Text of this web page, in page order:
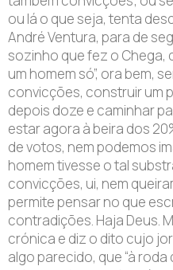
ou lá o que seja, tenta
André Ventura, para de
sozinho que fez o Chega,
um homem só”, ora bem,
convicções, construir um
depois doze e caminhar
estar agora à beira dos
de votos, nem podemos
homem tivesse o tal
convicções, ui, nem
permite pensar no que
contradições. Haja Deus.
crónica e diz o dito cujo
algo parecido, que “à